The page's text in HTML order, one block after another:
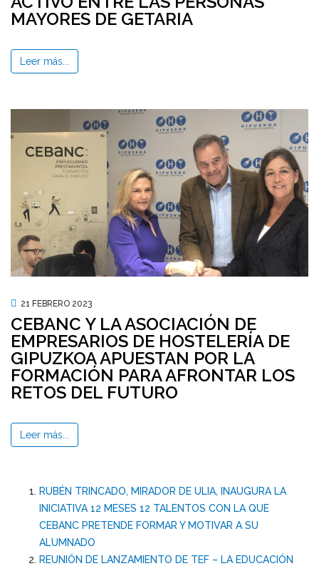
MAYORES DE GETARIA
Leer más...
21 FEBRERO 2023
CEBANC Y LA ASOCIACIÓN DE
EMPRESARIOS DE HOSTELERÍA DE
GIPUZKOA APUESTAN POR LA
FORMACIÓN PARA AFRONTAR LOS
RETOS DEL FUTURO
Leer más...
RUBÉN TRINCADO, MIRADOR DE ULIA, INAUGURA LA
INICIATIVA 12 MESES 12 TALENTOS CON LA QUE
CEBANC PRETENDE FORMAR Y MOTIVAR A SU
ALUMNADO
REUNIÓN DE LANZAMIENTO DE TEF – LA EDUCACIÓN